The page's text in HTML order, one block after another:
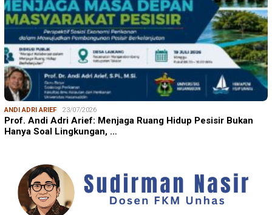
ANDI ADRI ARIEF 23/07/2026
Prof. Andi Adri Arief: Menjaga Ruang Hidup Pesisir Bukan
Hanya Soal Lingkungan, …